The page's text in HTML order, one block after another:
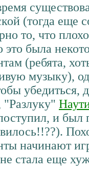
(тогда еще
то, что
это была
(ребята,
музыку),
убедиться,
и
начинают
стала еще